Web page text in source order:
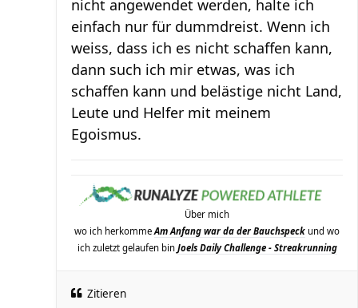
nicht angewendet werden, halte ich
einfach nur für dummdreist. Wenn ich
weiss, dass ich es nicht schaffen kann,
dann such ich mir etwas, was ich
schaffen kann und belästige nicht Land,
Leute und Helfer mit meinem
Egoismus.
Über mich
wo ich herkomme Am Anfang war da der Bauchspeck und wo
ich zuletzt gelaufen bin Joels Daily Challenge - Streakrunning
Zitieren